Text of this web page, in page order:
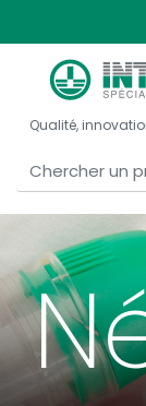
Qualité,